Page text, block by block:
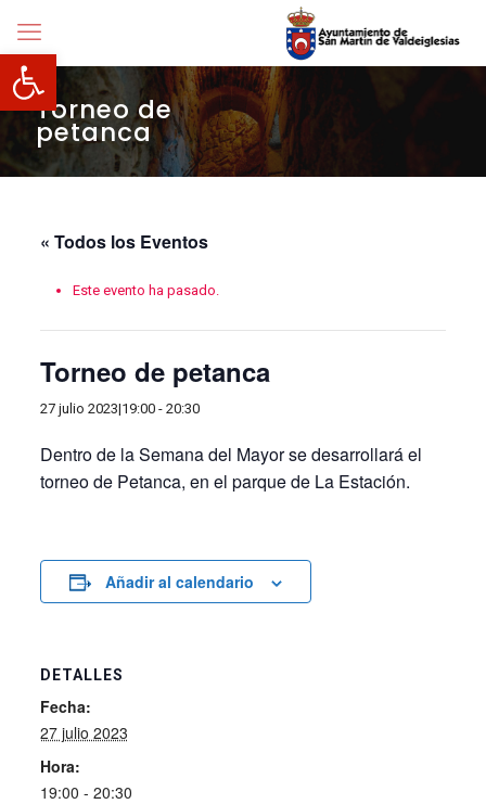
Abrir barra de herramientas
Torneo de
petanca
« Todos los Eventos
Este evento ha pasado.
Torneo de petanca
27 julio 2023|19:00- 20:30
Dentro de la Semana del Mayor se desarrollará el
torneo de Petanca, en el parque de La Estación.
Añadir al calendario
DETALLES
Fecha:
27 julio 2023
Hora:
19:00 - 20:30